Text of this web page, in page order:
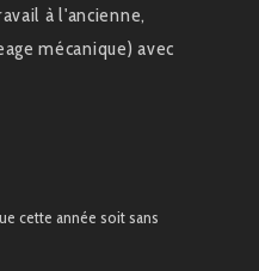
à l'ancienne,
mécanique) avec
cette année soit sans